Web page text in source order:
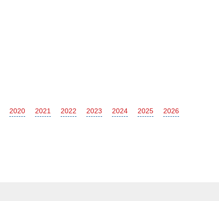
2020 2021 2022 2023 2024 2025 2026